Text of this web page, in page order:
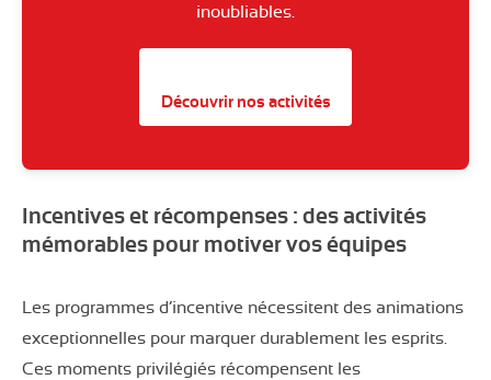
inoubliables.
Découvrir nos activités
Incentives et récompenses : des activités
mémorables pour motiver vos équipes
Les programmes d’incentive nécessitent des animations
exceptionnelles pour marquer durablement les esprits.
Ces moments privilégiés récompensent les